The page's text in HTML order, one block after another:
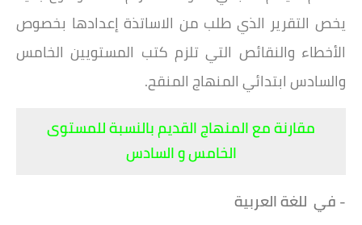
يخص التقرير الذي طلب من الاساتذة إعدادها بخصوص
الأخطاء والنقائص التي تلزم كتب المستويين الخامس
والسادس ابتدائي المنهاج المنقح.
مقارنة مع المنهاج القديم بالنسبة للمستوى
الخامس و السادس
- في للغة العربية